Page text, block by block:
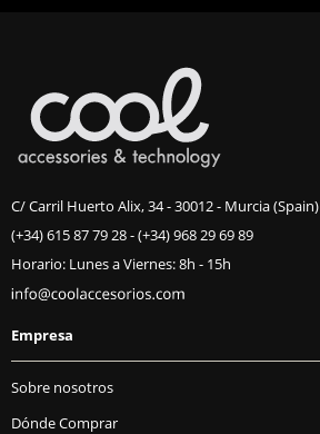
C/ Carril Huerto Alix, 34 - 30012 - Murcia (Spain)
(+34) 615 87 79 28-(+34) 968 29 69 89
Horario: Lunes a Viernes: 8h - 15h
Empresa
Sobre nosotros
Dónde Comprar